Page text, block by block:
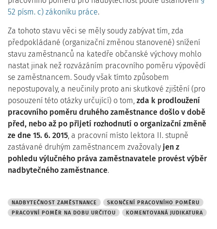
52 písm. c) zákoníku práce.
Za tohoto stavu věci se měly soudy zabývat tím, zda
předpokládané (organizační změnou stanovené) snížení
stavu zaměstnanců na katedře občanské výchovy mohlo
nastat jinak než rozvázáním pracovního poměru výpovědí
se zaměstnancem. Soudy však tímto způsobem
nepostupovaly, a neučinily proto ani skutkové zjištění (pro
posouzení této otázky určující) o tom, zda k prodloužení
pracovního poměru druhého zaměstnance došlo v době
před, nebo až po přijetí rozhodnutí o organizační změně
ze dne 15. 6. 2015, a pracovní místo lektora II. stupně
zastávané druhým zaměstnancem zvažovaly jen z
pohledu výlučného práva zaměstnavatele provést výběr
nadbytečného zaměstnance.
NADBYTEČNOST ZAMĚSTNANCE
SKONČENÍ PRACOVNÍHO POMĚRU
PRACOVNÍ POMĚR NA DOBU URČITOU
KOMENTOVANÁ JUDIKATURA